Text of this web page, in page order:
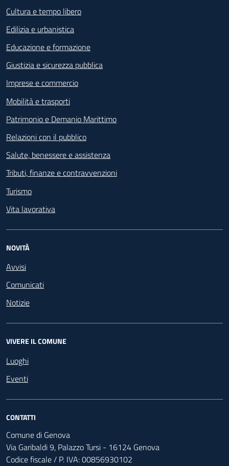
Cultura e tempo libero
Edilizia e urbanistica
Educazione e formazione
Giustizia e sicurezza pubblica
Imprese e commercio
Mobilità e trasporti
Patrimonio e Demanio Marittimo
Relazioni con il pubblico
Salute, benessere e assistenza
Tributi, finanze e contravvenzioni
Turismo
Vita lavorativa
NOVITÀ
Avvisi
Comunicati
Notizie
VIVERE IL COMUNE
Luoghi
Eventi
CONTATTI
Comune di Genova
Via Garibaldi 9, Palazzo Tursi - 16124 Genova
Codice fiscale / P. IVA: 00856930102